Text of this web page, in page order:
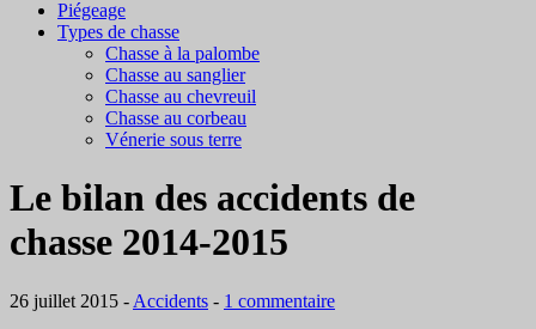
Piégeage
Types de chasse
Chasse à la palombe
Chasse au sanglier
Chasse au chevreuil
Chasse au corbeau
Vénerie sous terre
Le bilan des accidents de
chasse 2014-2015
26 juillet 2015 - Accidents - 1 commentaire